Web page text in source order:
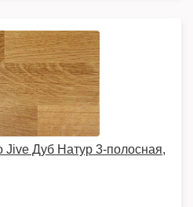
Jive Дуб Натур 3-полосная,